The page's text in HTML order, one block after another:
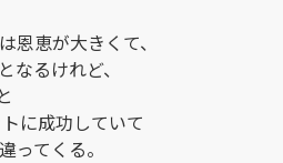
恵が大きくて、
となるけれど、
と
に成功していて
ってくる。